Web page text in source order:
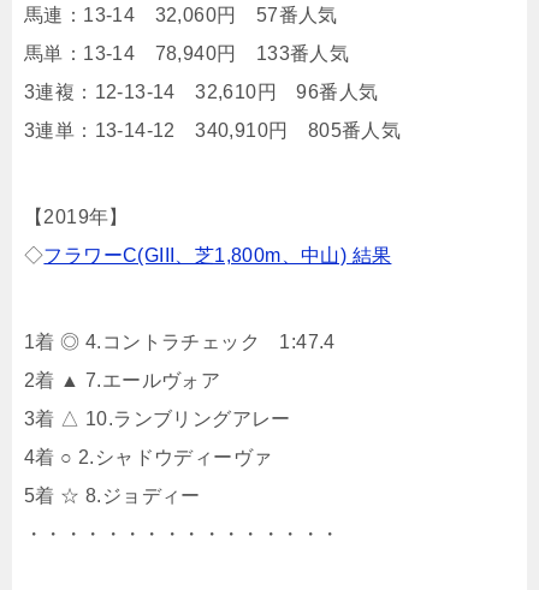
馬連：13-14 32,060円 57番人気
馬単：13-14 78,940円 133番人気
3連複：12-13-14 32,610円 96番人気
3連単：13-14-12 340,910円 805番人気
【2019年】
◇フラワーC(GIII、芝1,800m、中山) 結果
1着 ◎ 4.コントラチェック 1:47.4
2着 ▲ 7.エールヴォア
3着 △ 10.ランブリングアレー
4着 ○ 2.シャドウディーヴァ
5着 ☆ 8.ジョディー
・・・・・・・・・・・・・・・・